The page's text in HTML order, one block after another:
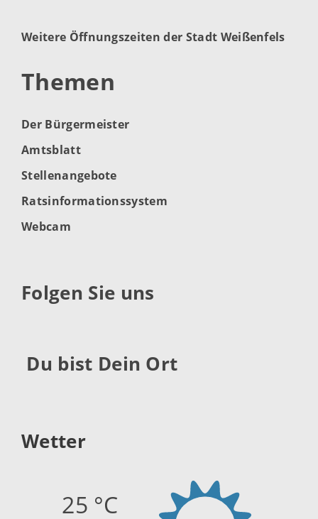
Weitere Öffnungszeiten der Stadt Weißenfels
Themen
Der Bürgermeister
Amtsblatt
Stellenangebote
Ratsinformationssystem
Webcam
Folgen Sie uns
Du bist Dein Ort
Wetter
25 °C